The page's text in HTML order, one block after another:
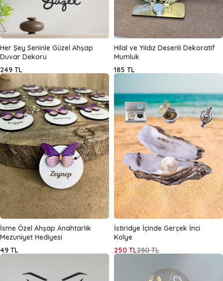
Her Şey Seninle Güzel Ahşap
Duvar Dekoru
249 TL
Hilal ve Yıldız Desenli Dekoratif
Mumluk
185 TL
İsme Özel Ahşap Anahtarlık
Mezuniyet Hediyesi
49 TL
İstiridye İçinde Gerçek İnci
Kolye
280TL
250 TL